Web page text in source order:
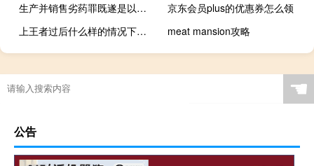
生产并销售劣药罪既遂是以什么标准量刑呀
京东会员plus的优惠券怎么领
上王者过后什么样的情况下才会取消巅峰赛资格
meat mansion攻略
☚
公告